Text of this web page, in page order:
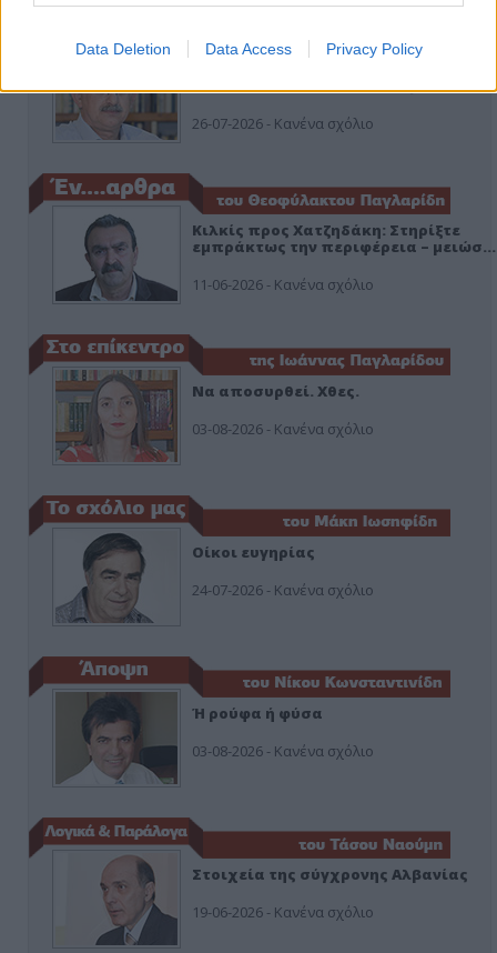
Data Deletion Data Access Privacy Policy
ο ΣΥΡΙΖΑ και οι Κιλκισιώτες
26-07-2026 - Κανένα σχόλιο
Κιλκίς προς Χατζηδάκη: Στηρίξτε
εμπράκτως την περιφέρεια – μειώσ…
11-06-2026 - Κανένα σχόλιο
Να αποσυρθεί. Χθες.
03-08-2026 - Κανένα σχόλιο
Οίκοι ευγηρίας
24-07-2026 - Κανένα σχόλιο
Ή ρούφα ή φύσα
03-08-2026 - Κανένα σχόλιο
Στοιχεία της σύγχρονης Αλβανίας
19-06-2026 - Κανένα σχόλιο